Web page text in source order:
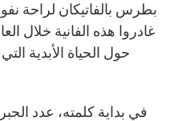
بطرس بالفاتيكان لراحة
حول الحياة الأبدية
في بداية كلمته، عدد